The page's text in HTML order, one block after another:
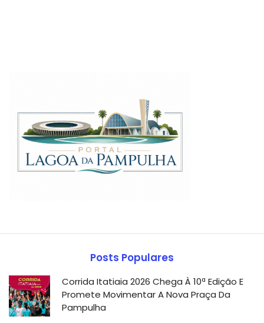
Posts Populares
Corrida Itatiaia 2026 Chega À 10ª Edição E
Promete Movimentar A Nova Praça Da
Pampulha